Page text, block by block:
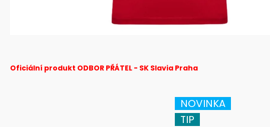
Oficiální produkt ODBOR PŘÁTEL - SK Slavia Praha
NOVINKA
TIP